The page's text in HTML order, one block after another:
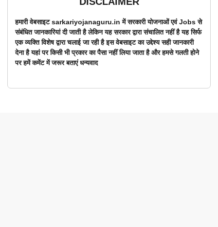
हमारी वेबसाइट sarkariyojanaguru.in में सरकारी योजनाओं एवं Jobs से
संबंधित जानकारियां दी जाती है लेकिन यह सरकार द्वारा संचालित नहीं है यह सिर्फ
एक व्यक्ति विशेष द्वारा चलाई जा रही है इस वेबसाइट का उद्देश्य सही जानकारी
देना है यहां पर किसी भी प्रकार का पैसा नहीं लिया जाता है और हमसे गलती होने
पर हमें कमेंट में जरूर बताएं धन्यवाद